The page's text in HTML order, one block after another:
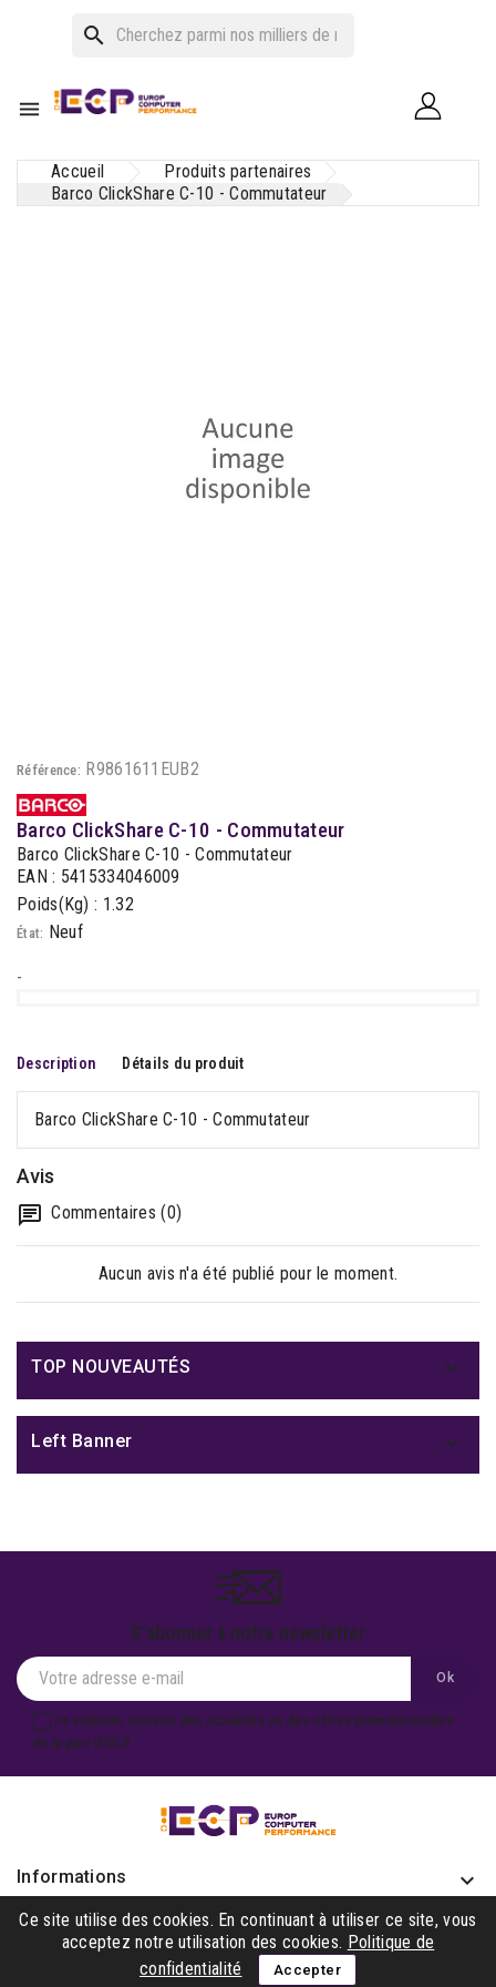
search

Accueil
Produits partenaires
Barco ClickShare C-10 - Commutateur
Référence: R9861611EUB2
Barco ClickShare C-10 - Commutateur
Barco ClickShare C-10 - Commutateur
EAN : 5415334046009
Poids(Kg) : 1.32
État: Neuf
-
Description Détails du produit
Barco ClickShare C-10 - Commutateur
Avis
Commentaires (0)
Aucun avis n'a été publié pour le moment.
TOP NOUVEAUTÉS 
Left Banner 
S'abonner à notre newsletter
Je souhaite recevoir des actualités ou des offres promotionnelles
de la part d'ECP.
Informations keyboard_arrow_down
Produits 
Notre société
Ce site utilise des cookies. En continuant à utiliser ce site, vous
acceptez notre utilisation des cookies. Politique de
confidentialité
Accepter